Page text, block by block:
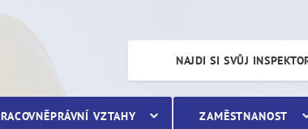
počet
NAJDI SI SVŮJ
VZTAHY ZAMĚSTNANOST